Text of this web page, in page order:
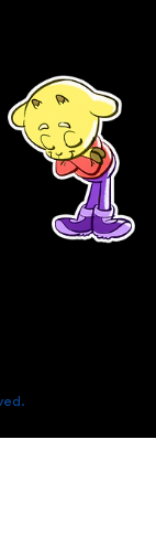
Kinh Str.,
Bien Phu Str.,